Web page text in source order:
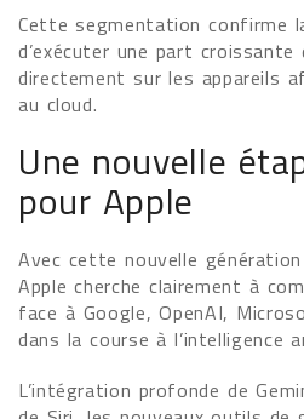
Cette segmentation confirme
d’exécuter une part
directement sur les appareils
au cloud.
Une nouvelle
pour Apple
Avec cette nouvelle génération
Apple cherche clairement à
face à Google, OpenAI,
dans la course à l’intelligence
L’intégration profonde de